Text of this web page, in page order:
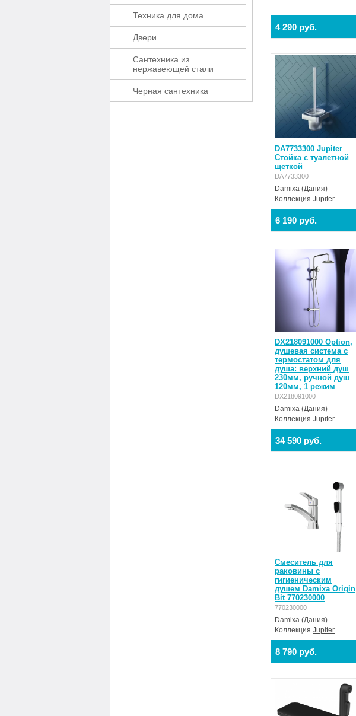
Техника для дома
Двери
Сантехника из
нержавеющей стали
Черная сантехника
4 290 руб.
DA7733300 Jupiter
Стойка с туалетной
щеткой
DA7733300
Damixa (Дания)
Коллекция Jupiter
6 190 руб.
DX218091000 Option,
душевая система с
термостатом для
душа: верхний душ
230мм, ручной душ
120мм, 1 режим
DX218091000
Damixa (Дания)
Коллекция Jupiter
34 590 руб.
Смеситель для
раковины с
гигиеническим
душем Damixa Origin
Bit 770230000
770230000
Damixa (Дания)
Коллекция Jupiter
8 790 руб.